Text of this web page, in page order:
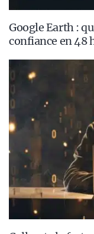
Google Earth :
confiance en 48